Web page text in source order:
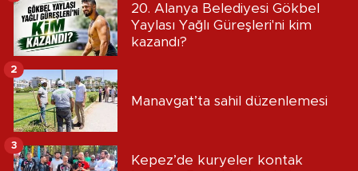
20. Alanya Belediyesi Gökbel
Yaylası Yağlı Güreşleri'ni kim
kazandı?
Manavgat’ta sahil düzenlemesi
2
Kepez’de kuryeler kontak
3